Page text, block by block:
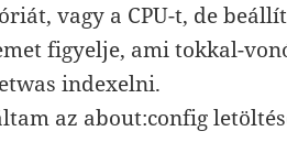
vagy a CPU-t, de
figyelje, ami tokkal-
indexelni.
az about:config